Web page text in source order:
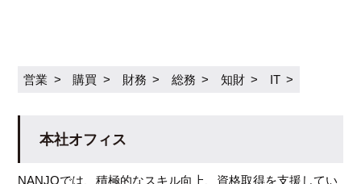
営業 購買 財務 総務 知財 IT
本社オフィス
NANJOでは、積極的なスキル向上、資格取得を支援してい